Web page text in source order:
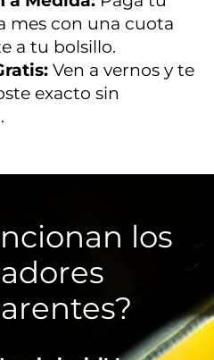
mes con una cuota
a tu bolsillo.
Ven a vernos y te
exacto sin
los